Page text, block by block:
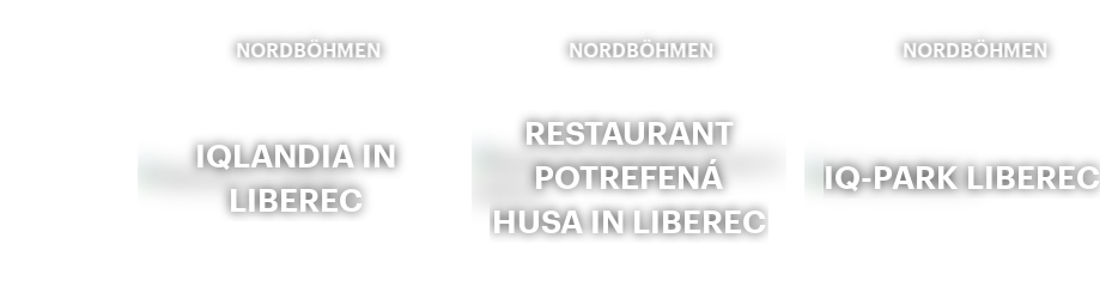
NORDBÖHMEN
IQLANDIA IN
LIBEREC
NORDBÖHMEN
RESTAURANT
POTREFENÁ
HUSA IN LIBEREC
NORDBÖHMEN
IQ-PARK LIBEREC